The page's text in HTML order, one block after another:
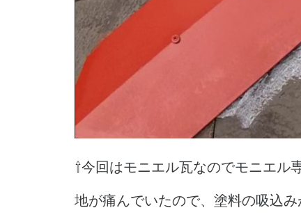
⇧今回はモニエル瓦なのでモニエル
地が痛んでいたので、塗料の吸込